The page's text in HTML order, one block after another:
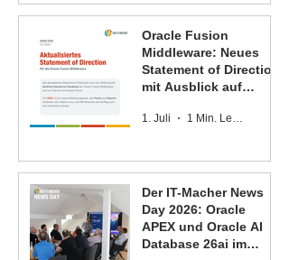
Oracle Fusion
Middleware: Neues
Statement of Direction
mit Ausblick auf
Oracle Reports
1. Juli 1 Min. Lesezeit
Der IT-Macher News
Day 2026: Oracle
APEX und Oracle AI
Database 26ai im